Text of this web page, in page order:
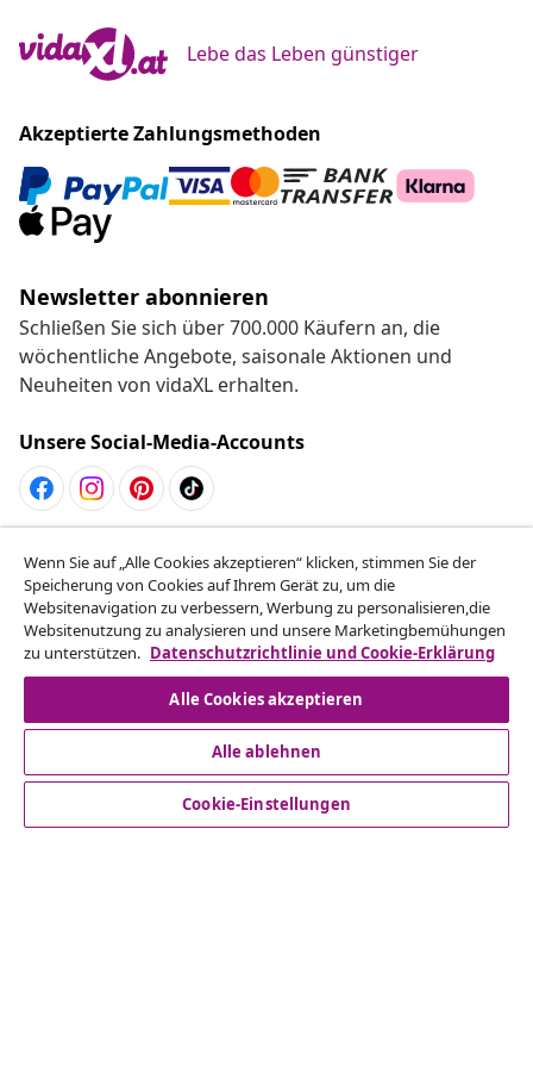
Lebe das Leben günstiger
Akzeptierte Zahlungsmethoden
Newsletter abonnieren
Schließen Sie sich über 700.000 Käufern an, die
wöchentliche Angebote, saisonale Aktionen und
Neuheiten von vidaXL erhalten.
Unsere Social-Media-Accounts
Vom Vertrag zurücktreten
Reiche einen Widerrufsantrag für deine Bestellung
ein.
Vom Vertrag zurücktreten
Kundenservice
Wenn Sie auf „Alle Cookies akzeptieren“ klicken, stimmen Sie der
Speicherung von Cookies auf Ihrem Gerät zu, um die
Websitenavigation zu verbessern, Werbung zu personalisieren,die
Websitenutzung zu analysieren und unsere Marketingbemühungen
zu unterstützen. Datenschutzrichtlinie und Cookie-Erklärung
Alle Cookies akzeptieren
Alle ablehnen
Cookie-Einstellungen